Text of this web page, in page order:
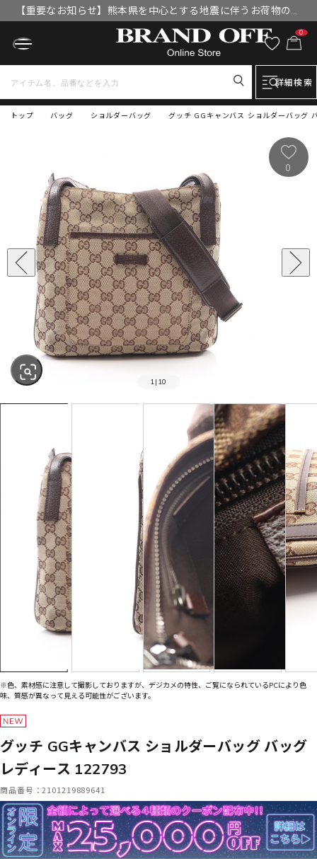
【重要なお知らせ】熊本県を中心とする地震に伴うお荷物のお
届けについて
0
詳細検索
トップ グッチ GGキャンバス ショルダーバッグ
バッグ ショルダーバッグ
SOLD OUT
1 | 10
0
※色、素材感に注意して撮影しておりますが、デジカメの特性、ご覧になられているPCにより色
味、質感が異なって見える可能性がございます。
グッチ GGキャンバス ショルダーバッグ バッグ
レディース 122793
商品番号：2101219889641